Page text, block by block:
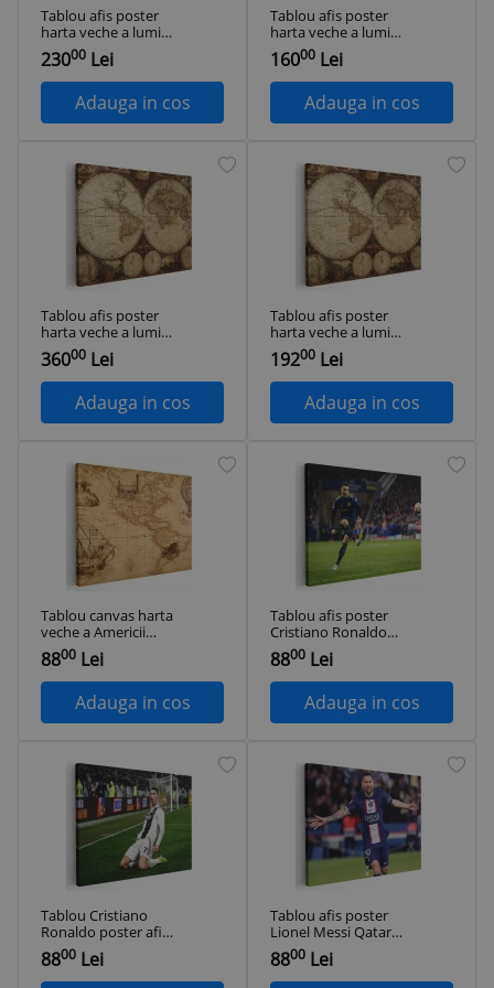
Tablou afis poster
harta veche a lumii
1962 Tablou canvas
pe panza CU RAMA
60x90 cm
23000 Lei
Adauga in cos
Tablou afis poster
harta veche a lumii
1962 Tablou canvas
pe panza CU RAMA
50x70 cm
16000 Lei
Adauga in cos
Tablou afis poster
harta veche a lumii
1962 Tablou canvas
pe panza CU RAMA
80x120 cm
36000 Lei
Adauga in cos
Tablou afis poster
harta veche a lumii
1962 Tablou canvas
pe panza CU RAMA
60x80 cm
19200 Lei
Adauga in cos
Tablou canvas harta
veche a Americii
crem, maro 1310
Tablou canvas pe
panza CU RAMA
30x40 cm
8800 Lei
Adauga in cos
Tablou afis poster
Cristiano Ronaldo
1714 Tablou canvas
pe panza CU RAMA
30x40 cm
8800 Lei
Adauga in cos
Tablou Cristiano
Ronaldo poster afis
1563 Tablou canvas
pe panza CU RAMA
30x40 cm
8800 Lei
Tablou afis poster
Lionel Messi Qatar
Tablou canvas pe
panza CU RAMA
30x40 cm
8800 Lei